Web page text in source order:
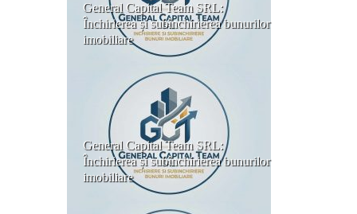
General Capital Team SRL:
Închirierea și subînchirierea bunurilor
imobiliare
General Capital Team SRL:
Închirierea și subînchirierea bunurilor
imobiliare